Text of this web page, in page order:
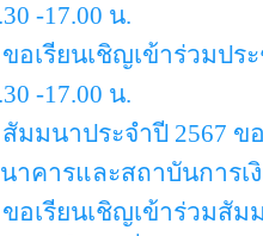
-17.00 น.
ขอเรียนเชิญเข้าร่วมปร
-17.00 น.
สัมมนาประจำปี 2567
าคารและสถาบันการเงิ
ขอเรียนเชิญเข้าร่วมสัม